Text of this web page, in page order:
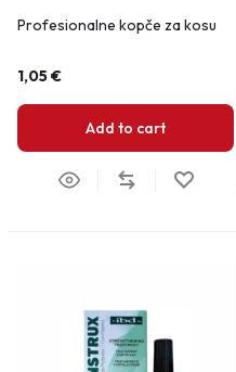
Profesionalne kopče za kosu
1,05€
Add to cart